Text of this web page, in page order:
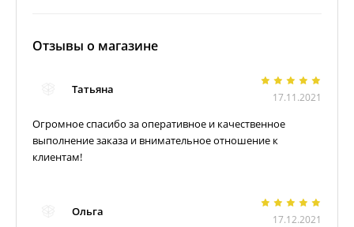
Отзывы о магазине
Татьяна
17.11.2021
Огромное спасибо за оперативное и качественное
выполнение заказа и внимательное отношение к
клиентам!
Ольга
17.12.2021